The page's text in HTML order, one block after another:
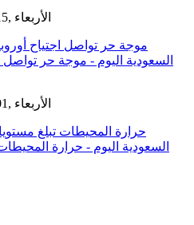
GMT 14:10 2026 الأربعاء ,15 تموز / يوليو
موجة حر تواصل اجتياح
GMT 07:03 2026 الأربعاء ,01 تموز / يوليو
حرارة المحيطات تبلغ